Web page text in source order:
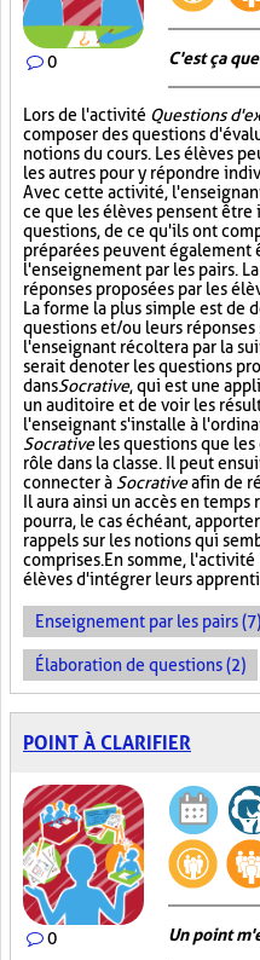
0 C'est ça
Lors de l'activité Questions
composer des questions
notions du cours. Les élèves
les autres pour y répondre
Avec cette activité,
ce que les élèves pensent
questions, de ce qu'ils ont
préparées peuvent également
l'enseignement par les pairs.
réponses proposées par les
La forme la plus simple est de
questions et/ou leurs
l'enseignant récoltera par la
serait de noter les questions
dansSocrative, qui est une
un auditoire et de voir les
l'enseignant s'installe à
Socrativeles questions que les
rôle dans la classe. Il peut
connecter à Socrativeafin de
Il aura ainsi un accès en
pourra, le cas échéant,
rappels sur les notions qui
comprises. En somme, l'activité
élèves d'intégrer leurs
Enseignement par les pairs (7)
Élaboration de questions (2)
POINT À CLARIFIER
0 Un point